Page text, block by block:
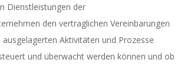
Dienstleistungen der
den vertraglichen Vereinbarungen
ausgelagerten Aktivitäten und Prozesse
und überwacht werden können und ob